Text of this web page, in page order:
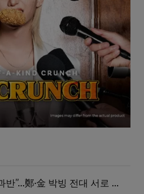
“게임 끝났다” vs “내가 과반”…鄭·金 박빙 전대 서로 우위 주장